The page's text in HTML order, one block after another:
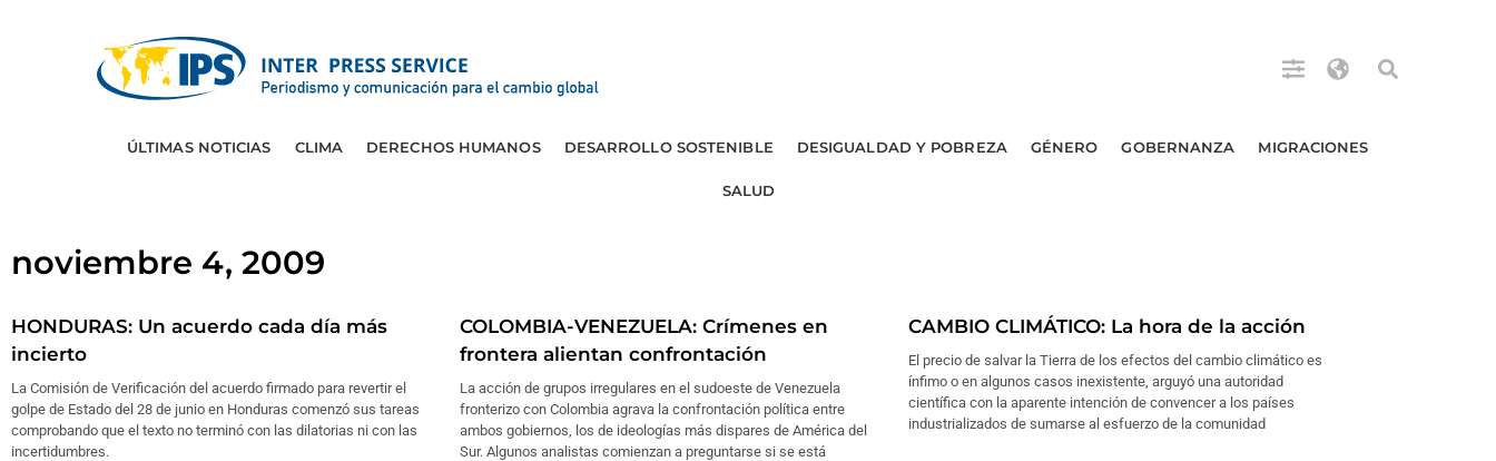
ÚLTIMAS NOTICIAS CLIMA DERECHOS HUMANOS DESARROLLO SOSTENIBLE DESIGUALDAD Y POBREZA GÉNERO GOBERNANZA MIGRACIONES
SALUD
noviembre 4, 2009
HONDURAS: Un acuerdo cada día más
incierto
La Comisión de Verificación del acuerdo firmado para revertir el
golpe de Estado del 28 de junio en Honduras comenzó sus tareas
comprobando que el texto no terminó con las dilatorias ni con las
incertidumbres.
COLOMBIA-VENEZUELA: Crímenes en
frontera alientan confrontación
La acción de grupos irregulares en el sudoeste de Venezuela
fronterizo con Colombia agrava la confrontación política entre
ambos gobiernos, los de ideologías más dispares de América del
Sur. Algunos analistas comienzan a preguntarse si se está
CAMBIO CLIMÁTICO: La hora de la acción
El precio de salvar la Tierra de los efectos del cambio climático es
ínfimo o en algunos casos inexistente, arguyó una autoridad
científica con la aparente intención de convencer a los países
industrializados de sumarse al esfuerzo de la comunidad